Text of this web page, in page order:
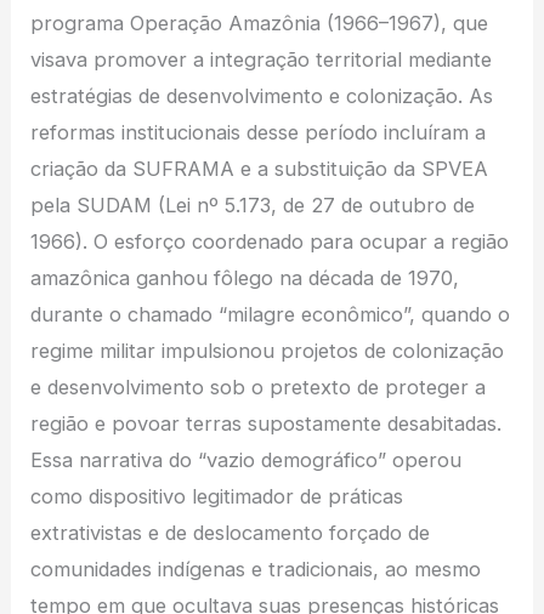
programa Operação Amazônia (1966–1967), que
visava promover a integração territorial mediante
estratégias de desenvolvimento e colonização. As
reformas institucionais desse período incluíram a
criação da SUFRAMA e a substituição da SPVEA
pela SUDAM (Lei nº 5.173, de 27 de outubro de
1966). O esforço coordenado para ocupar a região
amazônica ganhou fôlego na década de 1970,
durante o chamado “milagre econômico”, quando o
regime militar impulsionou projetos de colonização
e desenvolvimento sob o pretexto de proteger a
região e povoar terras supostamente desabitadas.
Essa narrativa do “vazio demográfico” operou
como dispositivo legitimador de práticas
extrativistas e de deslocamento forçado de
comunidades indígenas e tradicionais, ao mesmo
tempo em que ocultava suas presenças históricas